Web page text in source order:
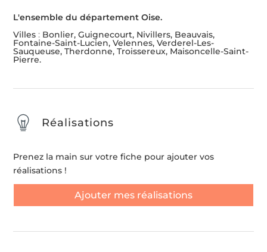
L'ensemble du département Oise.
Villes : Bonlier, Guignecourt, Nivillers, Beauvais,
Fontaine-Saint-Lucien, Velennes, Verderel-Les-
Sauqueuse, Therdonne, Troissereux, Maisoncelle-Saint-
Pierre.
Réalisations
Prenez la main sur votre fiche pour ajouter vos
réalisations !
Ajouter mes réalisations